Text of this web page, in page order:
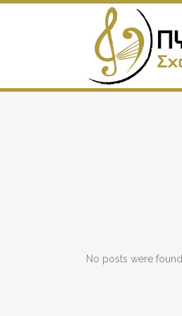
No posts were found.